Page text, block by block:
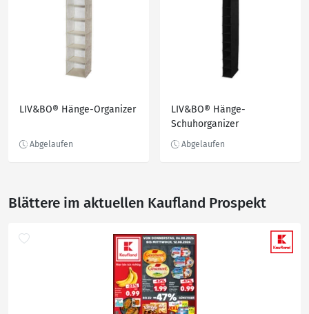
LIV&BO® Hänge-Organizer
LIV&BO® Hänge-
Schuhorganizer
Blättere im aktuellen Kaufland Prospekt